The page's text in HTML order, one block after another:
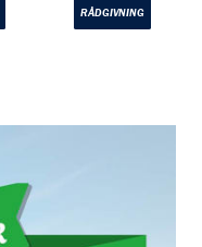
RÅDGIVNING